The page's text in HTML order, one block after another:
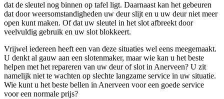
dat de sleutel nog binnen op tafel ligt. Daarnaast kan het gebeuren
dat door weersomstandigheden uw deur slijt en u uw deur niet meer
open kunt maken. Of dat uw sleutel in het slot afbreekt door
veelvuldig gebruik en uw slot blokkeert.
Vrijwel iedereen heeft een van deze situaties wel eens meegemaakt.
U denkt al gauw aan een slotenmaker, maar wie kan u het beste
helpen met het repareren van uw deur of slot in Anerveen? U zit
namelijk niet te wachten op slechte langzame service in uw situatie.
Wie kunt u het beste bellen in Anerveen voor een goede service
voor een normale prijs?